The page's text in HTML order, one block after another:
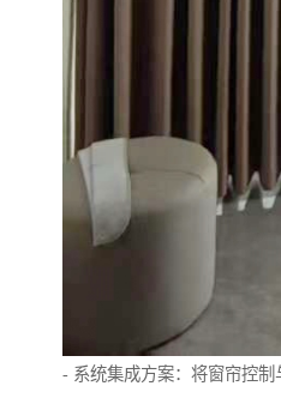
- 系统集成方案：将窗帘控